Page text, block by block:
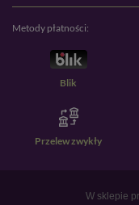
Metody płatności:
Blik
Przelew zwykły
W sklepie